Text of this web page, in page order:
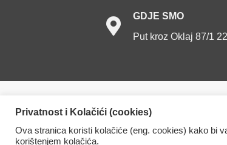
GDJE SMO
Put kroz Oklaj 87/1
Dom za starije osobe Oklaj.
Privatnost i Kolačići (cookies)
Ova stranica koristi kolačiće (eng. cookies) kako bi
korištenjem kolačića.